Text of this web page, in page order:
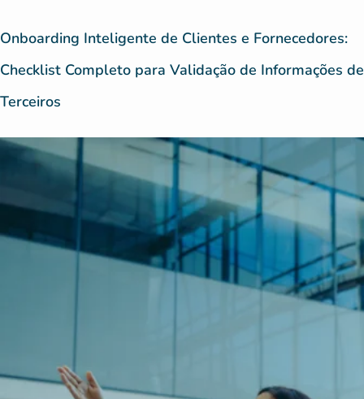
Onboarding Inteligente de Clientes e Fornecedores:
Checklist Completo para Validação de Informações de
Terceiros